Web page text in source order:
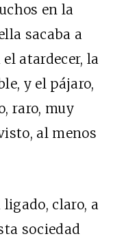
en la
sacaba a
atardecer, la
y el pájaro,
raro, muy
al menos
claro, a
sociedad